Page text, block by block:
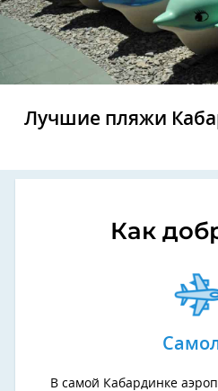
Лучшие пляжи
Как
В самой Кабардинке